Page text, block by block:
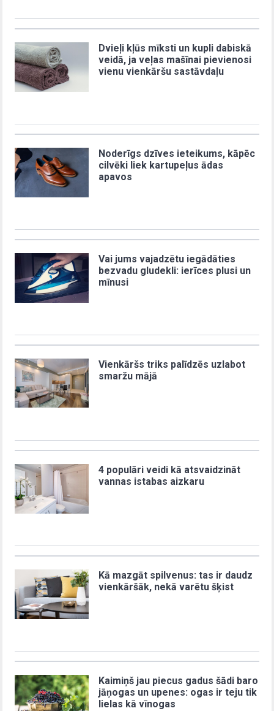
Dvieļi kļūs mīksti un kupli dabiskā
veidā, ja veļas mašīnai pievienosi
vienu vienkāršu sastāvdaļu
Noderīgs dzīves ieteikums, kāpēc
cilvēki liek kartupeļus ādas
apavos
Vai jums vajadzētu iegādāties
bezvadu gludekli: ierīces plusi un
mīnusi
Vienkāršs triks palīdzēs uzlabot
smaržu mājā
4 populāri veidi kā atsvaidzināt
vannas istabas aizkaru
Kā mazgāt spilvenus: tas ir daudz
vienkāršāk, nekā varētu šķist
Kaimiņš jau piecus gadus šādi baro
jāņogas un upenes: ogas ir teju tik
lielas kā vīnogas